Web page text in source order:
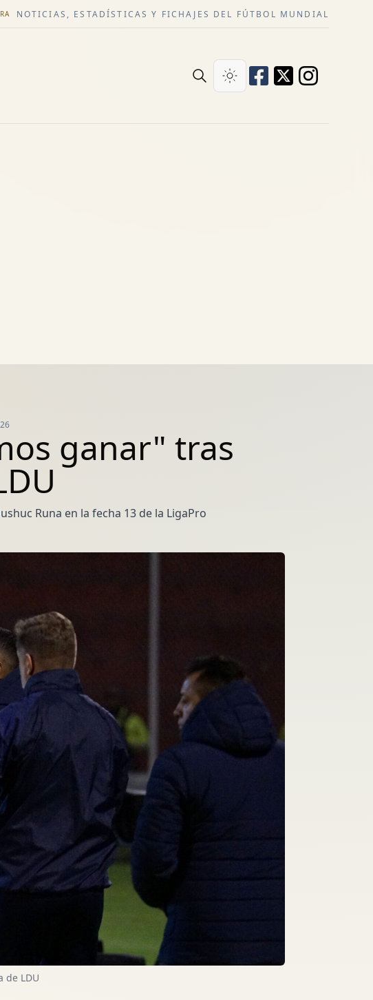
NOTICIAS, ESTADÍSTICAS Y FICHAJES DEL FÚTBOL MUNDIAL
ganar" tras
Runa en la fecha 13 de la LigaPro
de LDU